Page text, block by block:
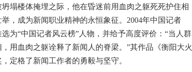
塌楼体掩埋之际，他在昏迷前用血肉之躯死死护住相
，成为新闻职业精神的永恒象征。2004年中国记者
为“中国记者风云榜”人物，并给予高度评价：“当人群
用血肉之躯诠释了新闻人的脊梁。”其作品《衡阳大火
定格了新闻工作者的勇毅与坚守。